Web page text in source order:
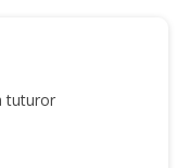
tuturor